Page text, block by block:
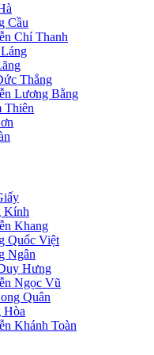
Cầu
Chí Thanh
Thắng
Lương Bằng
Thiên
Kính
Khang
Quốc Việt
Ngân
Hưng
Ngọc Vũ
Quân
Hòa
Khánh Toàn